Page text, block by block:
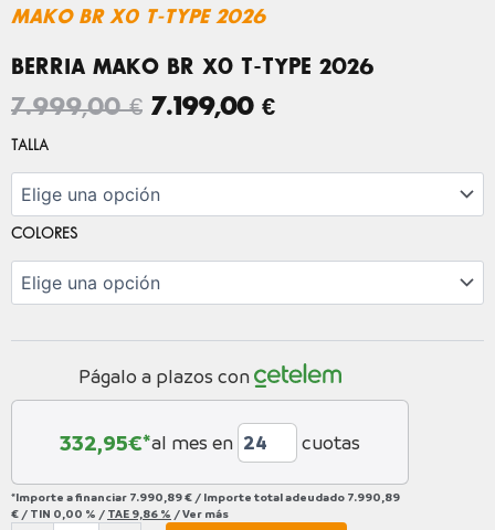
MAKO BR X0 T-TYPE 2026
BERRIA MAKO BR X0 T-TYPE 2026
7.999,00€ EL
ERA:
7.999,00 €.
7.199,00 €EL
7.199,00 €.
TALLA
COLORES
Págalo a plazos con
332,95€*al mes en cuotas
*Importe a financiar 7.990,89 € / Importe total adeudado 7.990,89
€ / TIN 0,00 % / TAE 9,86 % /Ver más
BERRIA
X0
T-
cantidad